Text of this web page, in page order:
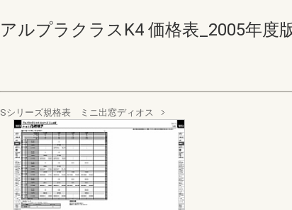
アルプラクラスK4 価格表_2005年度
Sシリーズ規格表 ミニ出窓ディオス